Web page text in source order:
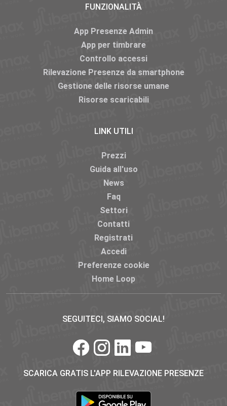
FUNZIONALITÀ
App Presenze Admin
App per timbrare
Controllo accessi
Rilevazione Presenze da smartphone
Gestione delle risorse umane
Risorse scaricabili
LINK UTILI
Prezzi
Guida all'uso
News
Faq
Settori
Contatti
Registrati
Accedi
Preferenze cookie
Home Loop
SEGUITECI, SIAMO SOCIAL!
SCARICA GRATIS L'APP RILEVAZIONE PRESENZE